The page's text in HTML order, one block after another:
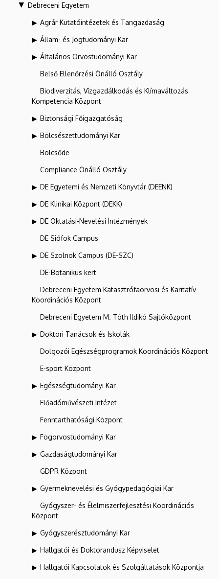
Debreceni Egyetem
Agrár Kutatóintézetek és Tangazdaság
Állam- és Jogtudományi Kar
Általános Orvostudományi Kar
Belső Ellenőrzési Önálló Osztály
Biodiverzitás, Vízgazdálkodás és Klímaváltozás
Kompetencia Központ
Biztonsági Főigazgatóság
Bölcsészettudományi Kar
Bölcsőde
Compliance Önálló Osztály
DE Egyetemi és Nemzeti Könyvtár (DEENK)
DE Klinikai Központ (DEKK)
DE Oktatási-Nevelési Intézmények
DE Siófok Campus
DE Szolnok Campus (DE-SZC)
DE-Botanikus kert
Debreceni Egyetem Katasztrófaorvosi és Karitatív
Koordinációs Központ
Debreceni Egyetem M. Tóth Ildikó Sajtóközpont
Doktori Tanácsok és Iskolák
Dolgozói Egészségprogramok Koordinációs Központ
E-sport Központ
Egészségtudományi Kar
Előadóművészeti Intézet
Fenntarthatósági Központ
Fogorvostudományi Kar
Gazdaságtudományi Kar
GDPR Központ
Gyermeknevelési és Gyógypedagógiai Kar
Gyógyszer- és Élelmiszerfejlesztési Koordinációs
Központ
Gyógyszerésztudományi Kar
Hallgatói és Doktorandusz Képviselet
Hallgatói Kapcsolatok és Szolgáltatások Központja